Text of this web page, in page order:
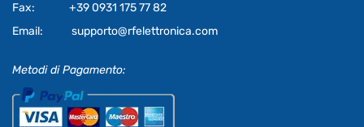
Fax:
+39 0931 175 77 82
Email:
supporto@rfelettronica.com
Metodi di Pagamento: